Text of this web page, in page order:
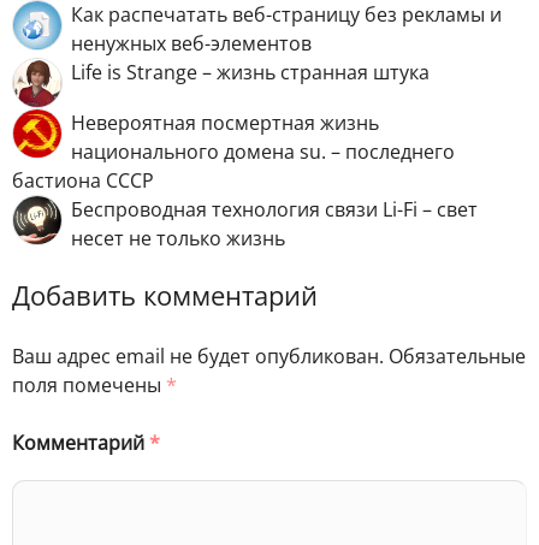
Как распечатать веб-страницу без рекламы и
ненужных веб-элементов
Life is Strange – жизнь странная штука
Невероятная посмертная жизнь
национального домена su. – последнего
бастиона СССР
Беспроводная технология связи Li-Fi – свет
несет не только жизнь
Добавить комментарий
Ваш адрес email не будет опубликован. Обязательные
поля помечены *
Комментарий*